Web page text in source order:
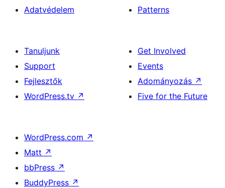
Adatvédelem
Patterns
Tanuljunk
Support
Fejlesztők
WordPress.tv ↗
Get Involved
Events
Adományozás ↗
Five for the Future
WordPress.com ↗
Matt ↗
bbPress ↗
BuddyPress ↗